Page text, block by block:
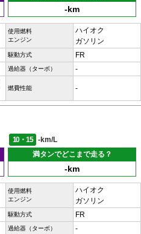
-km
使用燃料
エンジン
ハイオク
ガソリン
駆動方式 FR
過給器（ターボ） -
燃費性能 -
10・15
-km/L
満タンでどこまで走る？
-km
使用燃料
エンジン
ハイオク
ガソリン
駆動方式 FR
過給器（ターボ） -